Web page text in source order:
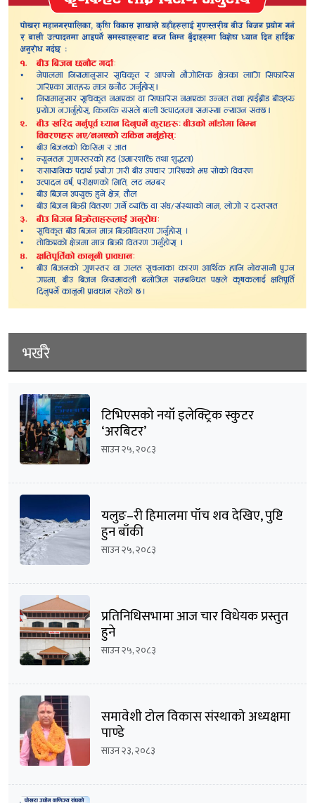
भर्खरै
टिभिएसको नयाँ इलेक्ट्रिक स्कुटर
‘अरबिटर’
साउन २५, २०८३
यलुङ–री हिमालमा पाँच शव देखिए, पुष्टि
हुन बाँकी
साउन २५, २०८३
प्रतिनिधिसभामा आज चार विधेयक प्रस्तुत
हुने
साउन २५, २०८३
समावेशी टोल विकास संस्थाको अध्यक्षमा
पाण्डे
साउन २३, २०८३